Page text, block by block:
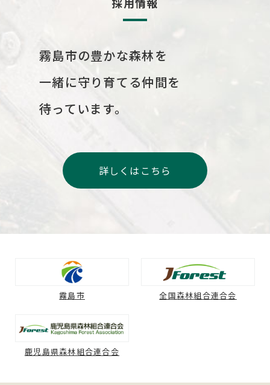
霧島市の豊かな森林を
一緒に守り育てる仲間を
待っています。
詳しくはこちら
霧島市 全国森林組合連合会
鹿児島県森林組合連合会